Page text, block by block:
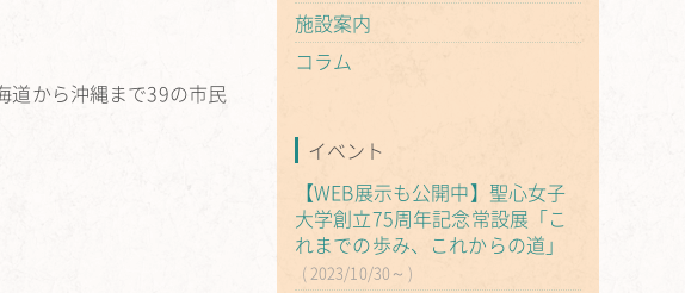
道から沖縄まで39の市民
施設案内
コラム
イベント
【WEB展示も公開中】聖心女子
大学創立75周年記念常設展「こ
れまでの歩み、これからの道」
2023/10/30～